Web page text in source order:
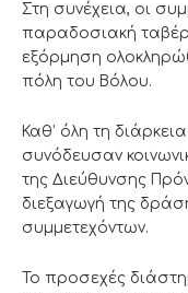
Στη συνέχεια, οι
παραδοσιακή
εξόρμηση
πόλη του Βόλου.
Καθ’ όλη τη
συνόδευσαν
της Διεύθυνσης
διεξαγωγή της
συμμετεχόντων.
Το προσεχές